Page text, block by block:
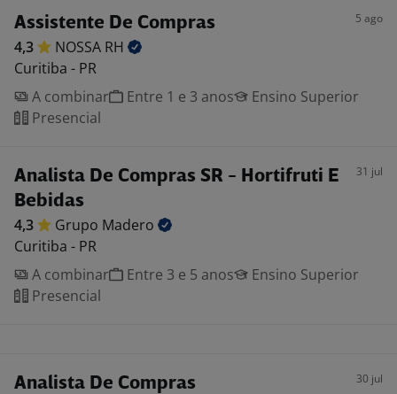
Assistente De Compras 5 ago
4,3 NOSSA RH
Curitiba - PR
A combinar
Entre 1 e 3 anos
Ensino Superior
Presencial
Analista De Compras SR - Hortifruti E
Bebidas
31 jul
4,3 Grupo Madero
Curitiba - PR
A combinar
Entre 3 e 5 anos
Ensino Superior
Presencial
Analista De Compras 30 jul